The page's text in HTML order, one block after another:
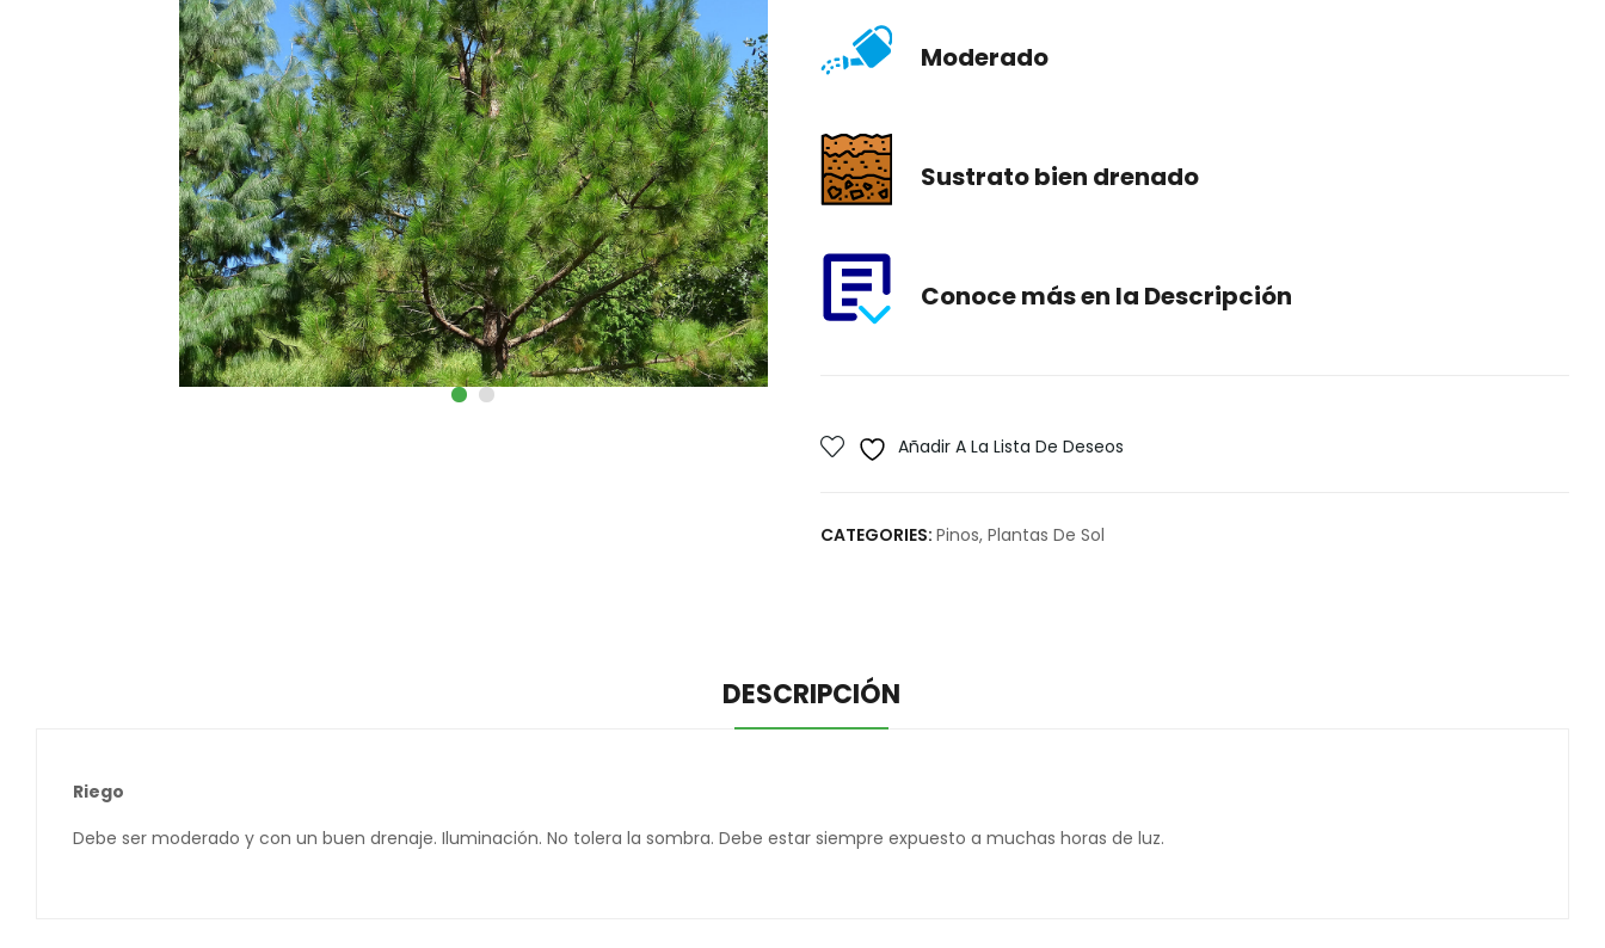
Moderado
Sustrato bien drenado
Conoce más en la Descripción
Añadir A La Lista De Deseos
CATEGORIES: Pinos, Plantas De Sol
DESCRIPCIÓN
Riego
Debe ser moderado y con un buen drenaje. Iluminación. No tolera la sombra. Debe estar siempre expuesto a muchas horas de luz.